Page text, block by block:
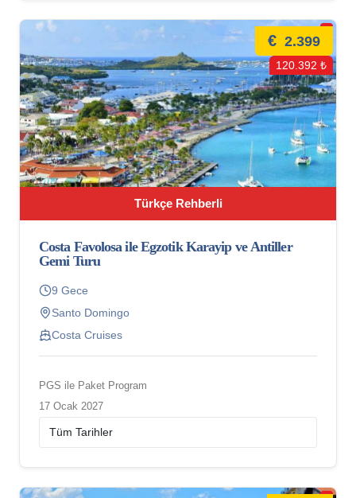
Türkçe Rehberli
€ 2.399
120.392 ₺
Costa Favolosa ile Egzotik Karayip ve Antiller
Gemi Turu
9 Gece
Santo Domingo
Costa Cruises
PGS ile Paket Program
17 Ocak 2027